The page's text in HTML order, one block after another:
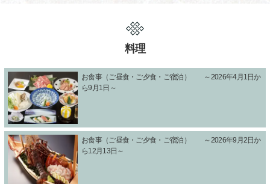
料理
お食事（ご昼食・ご夕食・ご宿泊） ～2026年4月1日か
ら9月1日～
お食事（ご昼食・ご夕食・ご宿泊） ～2026年9月2日か
ら12月13日～